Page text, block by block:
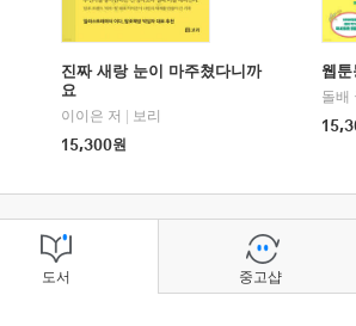
진짜 새랑 눈이 마주쳤다니까
요
이이은 저
보리
15,300원
웹
돌배
도서 중고샵